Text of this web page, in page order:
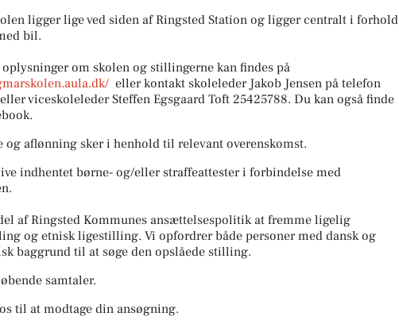
ligger lige ved siden af Ringsted Station og ligger centralt i forhold
bil.
oplysninger om skolen og stillingerne kan findes på
eller kontakt skoleleder Jakob Jensen på telefon
viceskoleleder Steffen Egsgaard Toft 25425788. Du kan også finde
og aflønning sker i henhold til relevant overenskomst.
indhentet børne- og/eller straffeattester i forbindelse med
af Ringsted Kommunes ansættelsespolitik at fremme ligelig
og etnisk ligestilling. Vi opfordrer både personer med dansk og
baggrund til at søge den opslåede stilling.
samtaler.
til at modtage din ansøgning.